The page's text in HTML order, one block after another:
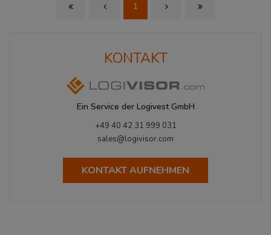
First Page Previous Page
1 Next PageLast Page
KONTAKT
Ein Service der Logivest GmbH
+49 40 42 31 999 031
sales@logivisor.com
KONTAKT AUFNEHMEN